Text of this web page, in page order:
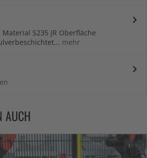
Material S235 JR Oberfläche
mehr
AUCH